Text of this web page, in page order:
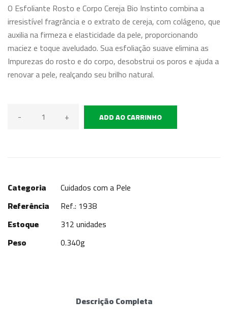
O Esfoliante Rosto e Corpo Cereja Bio Instinto combina a
irresistível fragrância e o extrato de cereja, com colágeno, que
auxilia na firmeza e elasticidade da pele, proporcionando
maciez e toque aveludado. Sua esfoliação suave elimina as
Impurezas do rosto e do corpo, desobstrui os poros e ajuda a
renovar a pele, realçando seu brilho natural.
- + ADD AO CARRINHO
Categoria
Cuidados com a Pele
Referência
Ref.: 1938
Estoque
312 unidades
Peso
0.340g
Descrição Completa